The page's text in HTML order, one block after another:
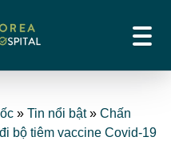
» Tin nổi bật» Chấn
bộ tiêm vaccine Covid-19